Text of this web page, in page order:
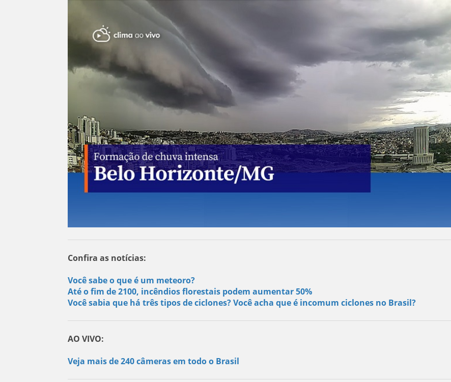
Confira as notícias:
Você sabe o que é um meteoro?
Até o fim de 2100, incêndios florestais podem aumentar 50%
Você sabia que há três tipos de ciclones? Você acha que é incomum ciclones no Brasil?
AO VIVO:
Veja mais de 240 câmeras em todo o Brasil